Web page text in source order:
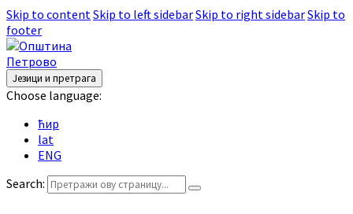
Skip to contentSkip to left sidebarSkip to right sidebarSkip to
footer
Језици и претрага
Choose language:
ћир
lat
ENG
Search: